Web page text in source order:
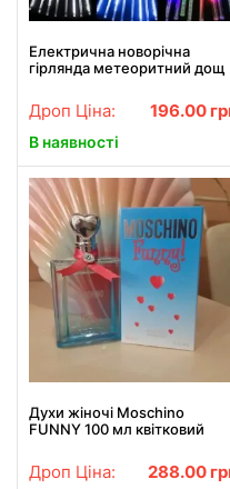
Електрична новорічна
гірлянда метеоритний дощ
ламп мікс
Дроп Ціна: 196.00
В наявності
Духи жіночі Moschino
FUNNY 100 мл квітковий
Дроп Ціна: 288.00